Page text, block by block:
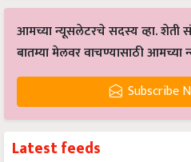
आमच्या न्यूसलेटरचे सदस्य व्हा. शेती
बातम्या मेलवर वाचण्यासाठी आमच्या
Subscribe
Latest feeds